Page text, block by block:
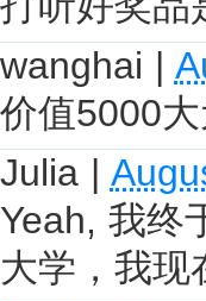
wanghai |
价值5000
Julia |
Yeah, 我终
大学，我现